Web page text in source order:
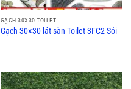
GẠCH 30X30 TOILET
Gạch 30×30 lát sàn Toilet 3FC2 Sỏi